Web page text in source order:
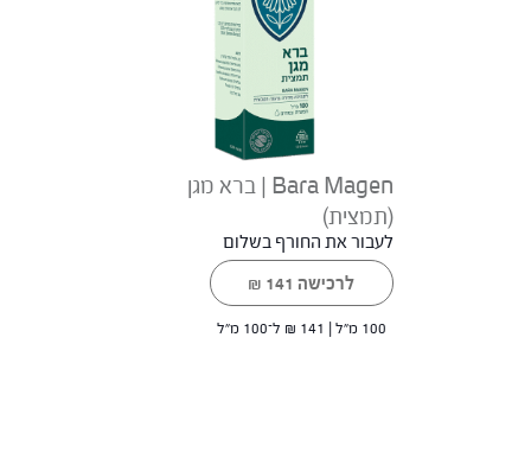
Bara Magen | ברא מגן
(תמצית)
לעבור את החורף בשלום
לרכישה
₪ 141
100 מ"ל | ₪ 141 ל־100 מ"ל